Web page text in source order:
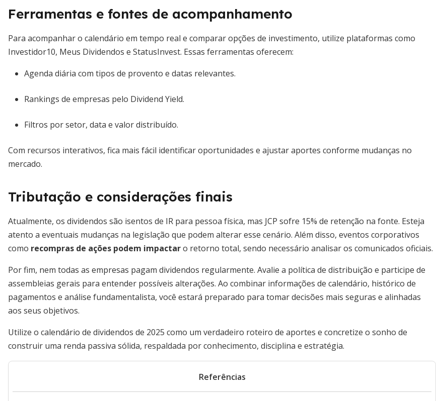
Ferramentas e fontes de acompanhamento
Para acompanhar o calendário em tempo real e comparar opções de investimento, utilize plataformas como
Investidor10, Meus Dividendos e StatusInvest. Essas ferramentas oferecem:
Agenda diária com tipos de provento e datas relevantes.
Rankings de empresas pelo Dividend Yield.
Filtros por setor, data e valor distribuído.
Com recursos interativos, fica mais fácil identificar oportunidades e ajustar aportes conforme mudanças no
mercado.
Tributação e considerações finais
Atualmente, os dividendos são isentos de IR para pessoa física, mas JCP sofre 15% de retenção na fonte. Esteja
atento a eventuais mudanças na legislação que podem alterar esse cenário. Além disso, eventos corporativos
como recompras de ações podem impactaro retorno total, sendo necessário analisar os comunicados oficiais.
Por fim, nem todas as empresas pagam dividendos regularmente. Avalie a política de distribuição e participe de
assembleias gerais para entender possíveis alterações. Ao combinar informações de calendário, histórico de
pagamentos e análise fundamentalista, você estará preparado para tomar decisões mais seguras e alinhadas
aos seus objetivos.
Utilize o calendário de dividendos de 2025 como um verdadeiro roteiro de aportes e concretize o sonho de
construir uma renda passiva sólida, respaldada por conhecimento, disciplina e estratégia.
Referências